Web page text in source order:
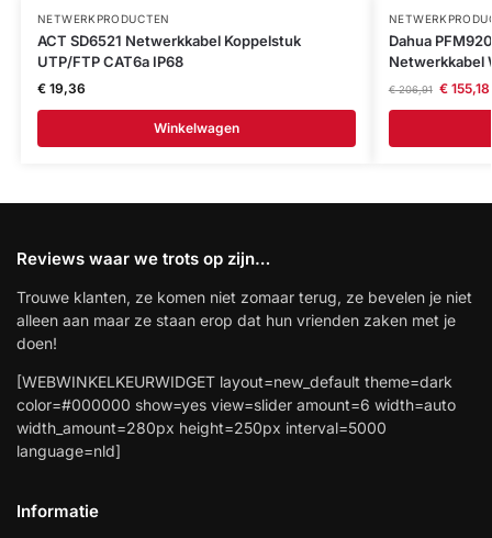
NETWERKPRODUCTEN
ACT SD6521 Netwerkkabel Koppelstuk
UTP/FTP CAT6a IP68
€19,36
Winkelwagen
Dahua
Netwerkkabel
€206,91 €155,18
Reviews waar we trots op zijn…
Trouwe klanten, ze komen niet zomaar terug, ze bevelen je niet
alleen aan maar ze staan erop dat hun vrienden zaken met je
doen!
[WEBWINKELKEURWIDGET layout=new_default theme=dark
color=#000000 show=yes view=slider amount=6 width=auto
width_amount=280px height=250px interval=5000
language=nld]
Informatie